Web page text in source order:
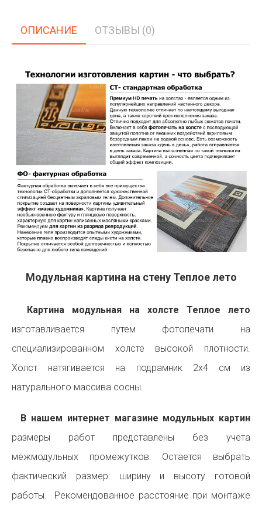
ОПИСАНИЕ ОТЗЫВЫ (0)
Модульная картина на стену Теплое лето
Картина модульная на холсте Теплое лето
изготавливается путем фотопечати на
специализированном холсте высокой плотности.
Холст натягивается на подрамник 2х4 см из
натурального массива сосны.
В нашем интернет магазине модульных картин
размеры работ представлены без учета
межмодульных промежутков. Остается выбрать
фактический размер: ширину и высоту готовой
работы. Рекомендованное расстояние при монтаже